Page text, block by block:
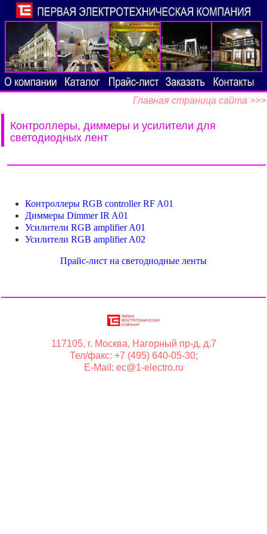
Главная страница сайта >>>
Контроллеры, диммеры и усилители для
светодиодных лент
Контроллеры RGB сontroller RF A01
Диммеры Dimmer IR A01
Усилители RGB amplifier A01
Усилители RGB amplifier A02
Прайс-лист на светодиодные ленты
117105, г. Москва, Нагорный пр-д, д.7
Тел/факс: +7 (495) 640-05-30;
E-Mail: ec@1-electro.ru